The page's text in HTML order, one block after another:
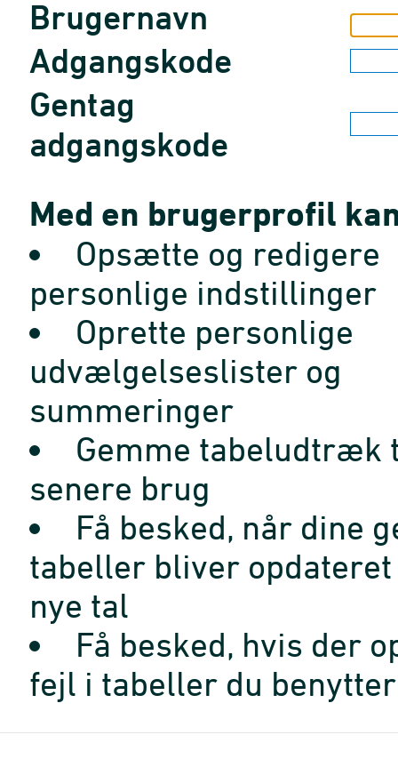
Brugernavn
Adgangskode
Gentag
adgangskode
Med en brugerprofil
Opsætte og redigere
personlige indstillinger
Oprette personlige
udvælgelseslister og
summeringer
Gemme tabeludtræk
senere brug
Få besked, når dine
tabeller bliver opdateret
nye tal
Få besked, hvis der
fejl i tabeller du benytter